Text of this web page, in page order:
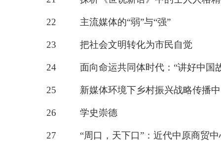
22 主流媒体的“弱”与“强”
23 把社会文明转化为市民自觉
24 面向命运共同体时代： “讲好中国
25 新媒体环境下乡村振兴战略传播
26 学史崇德
27 “周口，天下口”：近代中原商贸